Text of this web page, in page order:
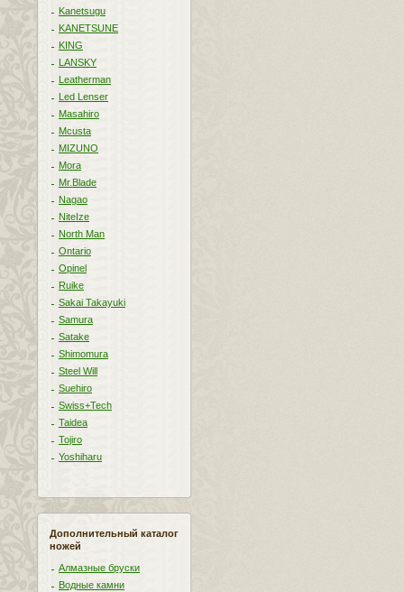
Kanetsugu
KANETSUNE
KING
LANSKY
Leatherman
Led Lenser
Masahiro
Mcusta
MIZUNO
Mora
Mr.Blade
Nagao
NiteIze
North Man
Ontario
Opinel
Ruike
Sakai Takayuki
Samura
Satake
Shimomura
Steel Will
Suehiro
Swiss+Tech
Taidea
Tojiro
Yoshiharu
Дополнительный каталог
ножей
Алмазные бруски
Водные камни